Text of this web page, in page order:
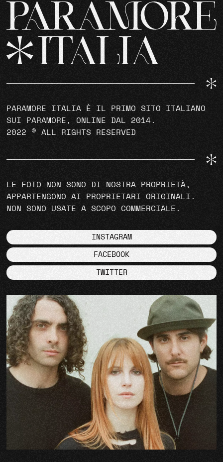
PARAMORE ITALIA È IL PRIMO SITO ITALIANO
SUI PARAMORE, ONLINE DAL 2014.
2022 © ALL RIGHTS RESERVED
LE FOTO NON SONO DI NOSTRA PROPRIETÀ,
APPARTENGONO AI PROPRIETARI ORIGINALI.
NON SONO USATE A SCOPO COMMERCIALE.
INSTAGRAM
FACEBOOK
TWITTER